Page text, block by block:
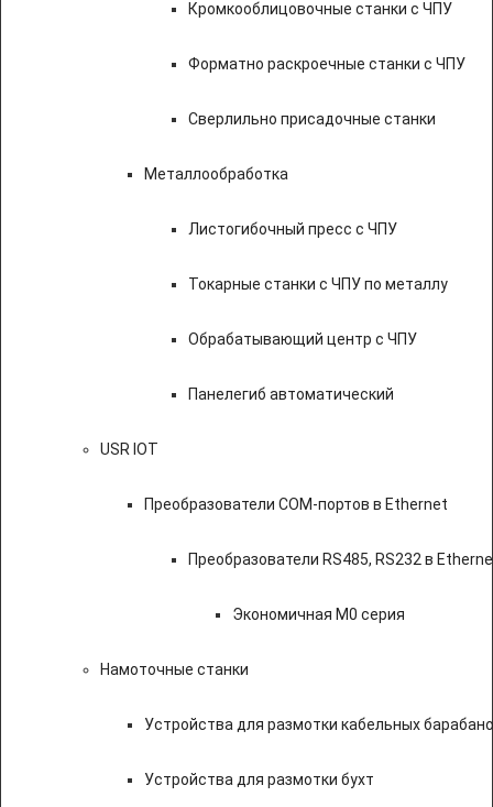
Кромкооблицовочные станки с ЧПУ
Форматно раскроечные станки с ЧПУ
Сверлильно присадочные станки
Металлообработка
Листогибочный пресс с ЧПУ
Токарные станки с ЧПУ по металлу
Обрабатывающий центр с ЧПУ
Панелегиб автоматический
USR IOT
Преобразователи COM-портов в Ethernet
Преобразователи RS485, RS232 в
Экономичная M0 серия
Намоточные станки
Устройства для размотки кабельных
Устройства для размотки бухт